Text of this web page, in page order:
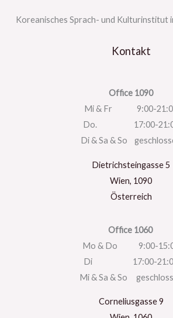
Koreanisches Sprach- und Kulturinstitut
Kontakt
Office 1090
Mi & Fr 9:00-
Do. 17:00-
Di & Sa & So
Dietrichsteingasse 5
Wien, 1090
Österreich
Office 1060
Mo & Do 9:00-
Di 17:00-
Mi & Sa & So
Corneliusgasse 9